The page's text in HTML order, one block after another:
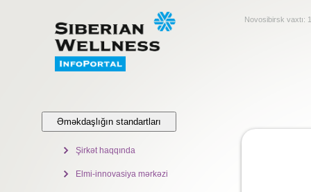
Novosibirsk vaxtı:
Əməkdaşlığın standartları
Şirkət haqqında
Elmi-innovasiya mərkəzi